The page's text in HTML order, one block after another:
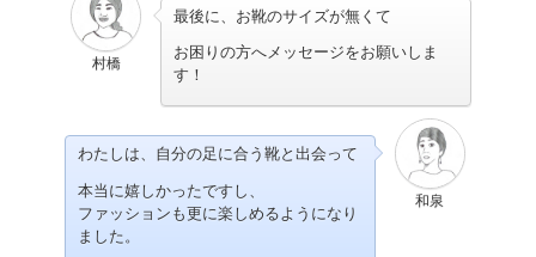
村橋
最後に、お靴のサイズが無くて
お困りの方へメッセージをお願いしま
す！
和泉
わたしは、自分の足に合う靴と出会って
本当に嬉しかったですし、
ファッションも更に楽しめるようになり
ました。